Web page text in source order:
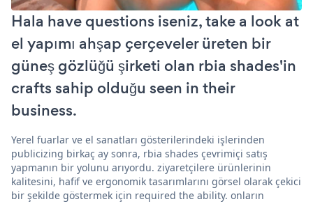
Hala have questions iseniz, take a look at
el yapımı ahşap çerçeveler üreten bir
güneş gözlüğü şirketi olan rbia shades'in
crafts sahip olduğu seen in their
business.
Yerel fuarlar ve el sanatları gösterilerindeki işlerinden
publicizing birkaç ay sonra, rbia shades çevrimiçi satış
yapmanın bir yolunu arıyordu. ziyaretçilere ürünlerinin
kalitesini, hafif ve ergonomik tasarımlarını görsel olarak çekici
bir şekilde göstermek için required the ability. onların